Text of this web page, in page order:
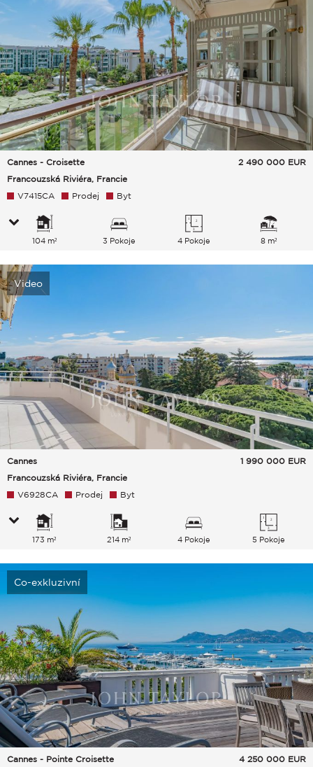
Cannes - Croisette
Francouzská Riviéra, Francie
2 490 000 EUR
V7415CA Prodej Byt
104 m² 3 Pokoje 4 Pokoje 8 m²
Video
Cannes
Francouzská Riviéra, Francie
1 990 000 EUR
V6928CA Prodej Byt
173 m² 214 m² 4 Pokoje 5 Pokoje
Co-exkluzivní
Cannes - Pointe Croisette 4 250 000 EUR